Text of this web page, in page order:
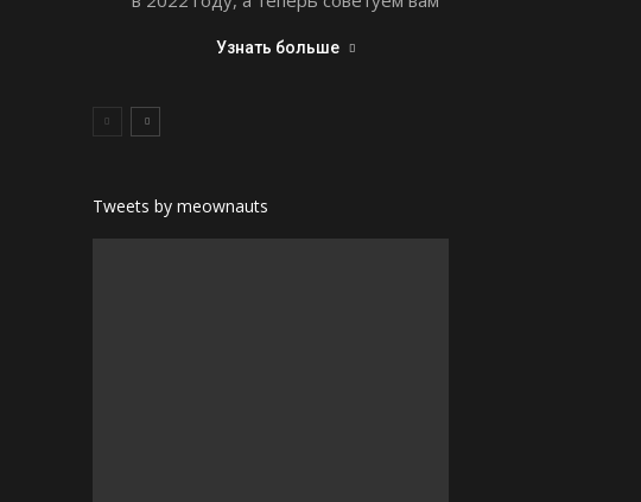
Узнать больше
Tweets by meownauts